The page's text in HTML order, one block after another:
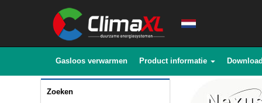
Gasloos verwarmen Product informatie
Zoeken